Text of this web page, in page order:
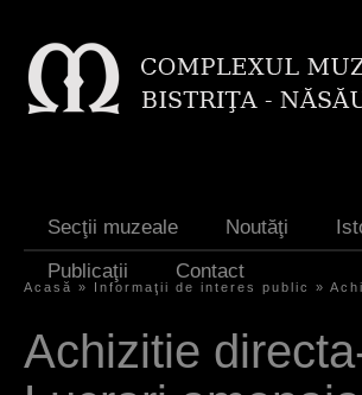
Secţii muzeale Noutăţi
Publicaţii
Contact
o
Acasă » Informaţii de interes public »
Achizitie